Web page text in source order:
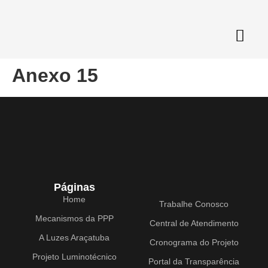
Anexo 15
Páginas
Home
Mecanismos da PPP
A Luzes Araçatuba
Projeto Luminotécnico
Trabalhe Conosco
Central de Atendimento
Cronograma do Projeto
Portal da Transparência